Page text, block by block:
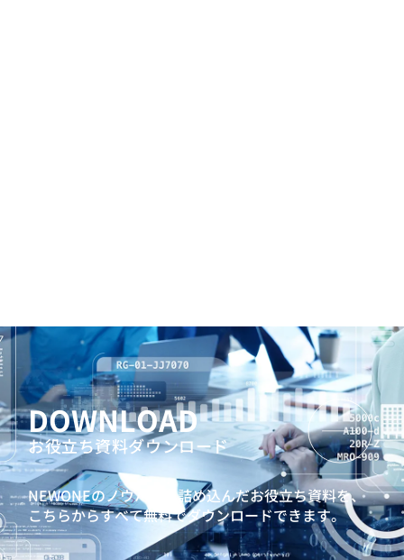
DOWNLOAD
お役立ち資料ダウンロード
NEWONEのノウハウを詰め込んだお役立ち資料を、
こちらからすべて無料でダウンロードできます。